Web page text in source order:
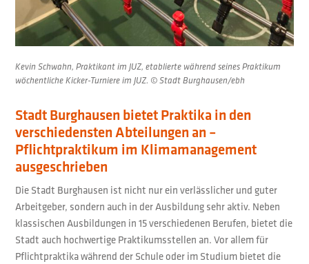
Kevin Schwahn, Praktikant im JUZ, etablierte während seines Praktikum
wöchentliche Kicker-Turniere im JUZ. © Stadt Burghausen/ebh
Stadt Burghausen bietet Praktika in den
verschiedensten Abteilungen an –
Pflichtpraktikum im Klimamanagement
ausgeschrieben
Die Stadt Burghausen ist nicht nur ein verlässlicher und guter
Arbeitgeber, sondern auch in der Ausbildung sehr aktiv. Neben
klassischen Ausbildungen in 15 verschiedenen Berufen, bietet die
Stadt auch hochwertige Praktikumsstellen an. Vor allem für
Pflichtpraktika während der Schule oder im Studium bietet die